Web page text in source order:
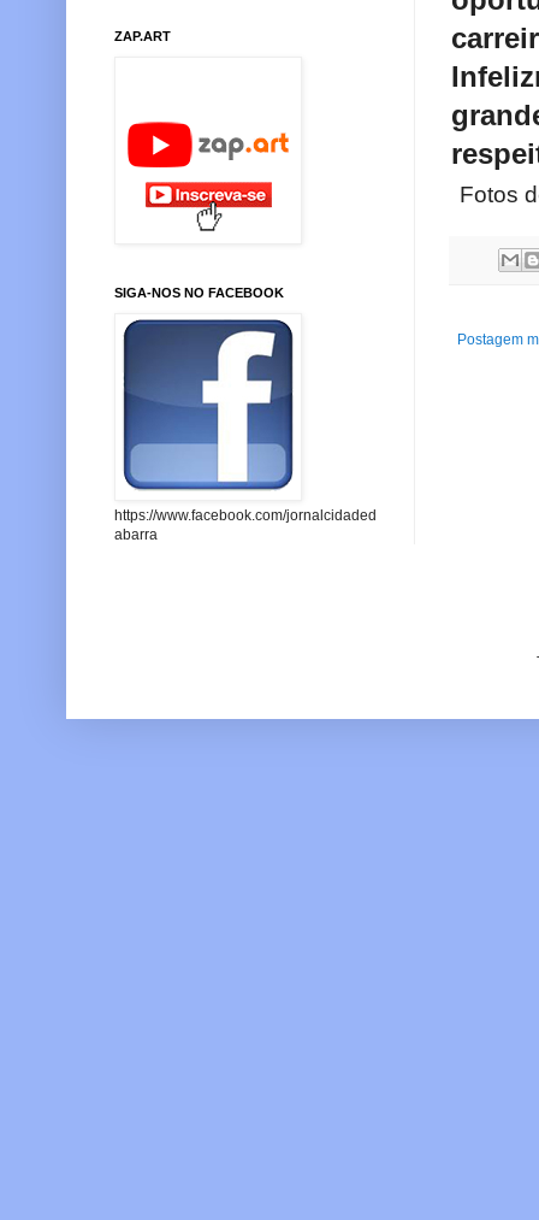
Fotos
Postagem
ZAP.ART
SIGA-NOS NO FACEBOOK
https://www.facebook.com/jornalcidaded
abarra